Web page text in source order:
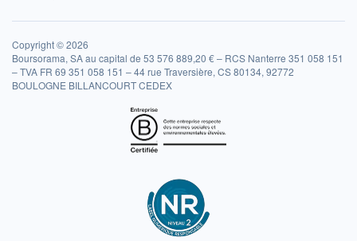
Copyright © 2026
Boursorama, SA au capital de 53 576 889,20 € – RCS Nanterre 351 058 151
– TVA FR 69 351 058 151 – 44 rue Traversière, CS 80134, 92772
BOULOGNE BILLANCOURT CEDEX